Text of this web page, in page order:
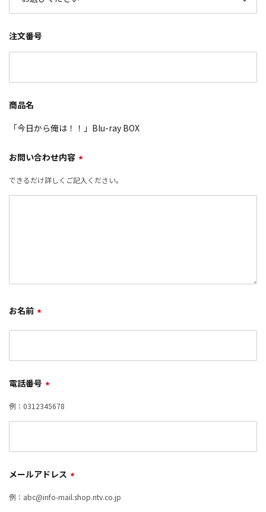
注文番号
商品名
「今日から俺は！！」Blu-ray BOX
お問い合わせ内容 *
できるだけ詳しくご記入ください。
お名前 *
電話番号 *
例：0312345678
メールアドレス *
例：abc@info-mail.shop.ntv.co.jp